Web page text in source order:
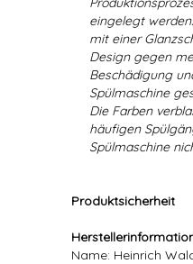
eingelegt
mit einer
Design gegen
Beschädigung
Spülmaschine
Die Farben
häufigen
Spülmaschine
Produktsicherheit
Name: Heinrich